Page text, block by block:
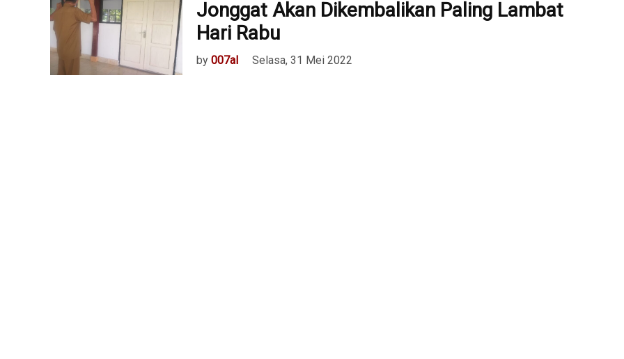
Jonggat Akan Dikembalikan Paling Lambat
Hari Rabu
by 007al Selasa, 31 Mei 2022